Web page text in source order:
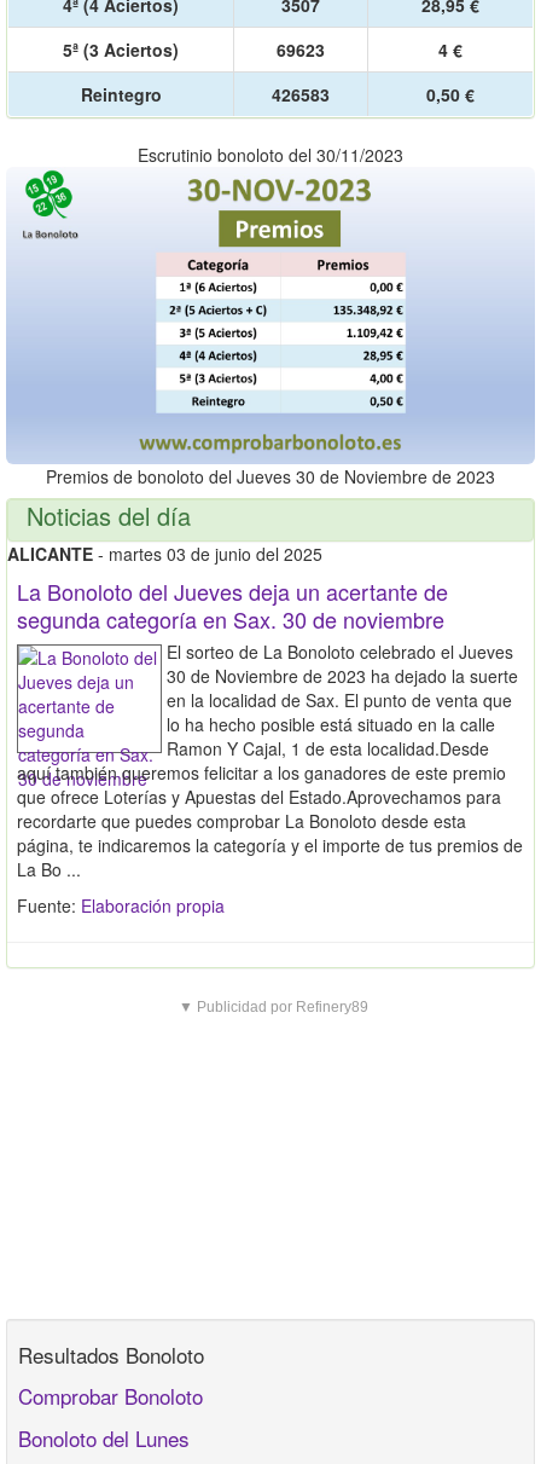
5ª (3 Aciertos)
69623
4 €
Reintegro
426583 0,50 €
Escrutinio bonoloto del 30/11/2023
Premios de bonoloto del Jueves 30 de Noviembre de 2023
Noticias del día
ALICANTE - martes 03 de junio del 2025
La Bonoloto del Jueves deja un acertante de
segunda categoría en Sax. 30 de noviembre
El sorteo de La Bonoloto celebrado el Jueves
30 de Noviembre de 2023 ha dejado la suerte
en la localidad de Sax. El punto de venta que
lo ha hecho posible está situado en la calle
Ramon Y Cajal, 1 de esta localidad.Desde
aquí también queremos felicitar a los ganadores de este premio
que ofrece Loterías y Apuestas del Estado.Aprovechamos para
recordarte que puedes comprobar La Bonoloto desde esta
página, te indicaremos la categoría y el importe de tus premios de
La Bo ...
Fuente: Elaboración propia
▼ Publicidad por Refinery89
Resultados Bonoloto
Comprobar Bonoloto
Bonoloto del Lunes